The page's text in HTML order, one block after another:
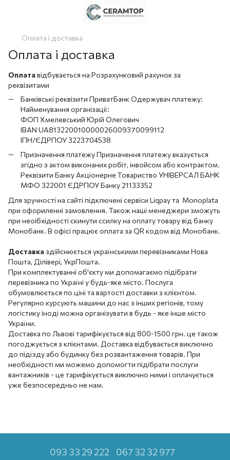
Оплата і доставка
Оплата і доставка
Оплатавідбувається на Розрахунковий рахунок за
реквізитами
Банківські реквізити ПриватБанк Одержувач платежу:
Найменування організації:
ФОП Хмелевський Юрій Олегович
IBAN UA813220010000026009370099112
ІПН/ЄДРПОУ 3223704538
Призначення платежу Призначення платежу вказується
згідно з актом виконаних робіт, інвойсом або контрактом.
Реквізити Банку Акціонерне Товариство УНІВЕРСАЛ БАНК
МФО 322001 ЄДРПОУ Банку 21133352
Для зручності на сайті підключені сервіси Liqpay та Monoplata
при офориленні замовлення. Також наші менеджери зможуть
при неоібхідності скинути ссилку на оплату товару від банку
Монобанк. В офісі працює оплата за QR кодом від Монобанк.
Доставказдійснюється українськими перевізниками Нова
Пошта, Ділівері, УкрПошта.
При комплектуванні об'єкту ми допомагаємо підібрати
перевізника по Україні у будь-яке місто. Послуга
обумовлюється по ціні та вартості доставки з клієнтом.
Регулярно курсують машини до нас з інших регіонів, тому
логістику іноді можна організувати в будь - яке інше місто
України.
Доставка по Львові тарифікується від 800-1500 грн. це також
погоджується з клієнтами. Доставка відбувається виключно
до підїзду або будинку без розвантаження товарів. При
необхідності ми можемо допомогти підібрати послуги
вантажників - це тарифікується виключно ними і оплачується
уже безпосередньо не нам.
093 33 29 222 067 32 32 977